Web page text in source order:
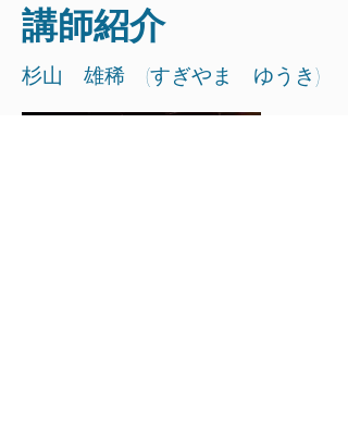
​講師紹介
杉山 雄稀 (すぎやま ゆうき)